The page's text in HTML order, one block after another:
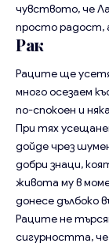
чувството, че
просто радост,
Рак
Раците ще
много осезаем
по-спокоен и
При тях
дойде чрез
добри знаци,
живота му в
донесе дълбоко
Раците не
сигурността,